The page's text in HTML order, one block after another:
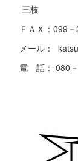
三枝
ＦＡＸ：099
メール：
電 話： 080－